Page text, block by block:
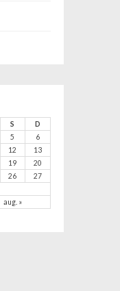
S D
aug. »
5
6
12
13
19
20
26
27